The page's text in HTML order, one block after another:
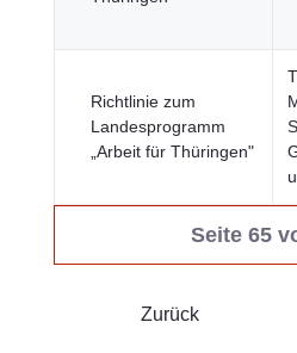
Richtlinie zum
Landesprogramm
„Arbeit für Thüringen"
Seite 65
Zurück